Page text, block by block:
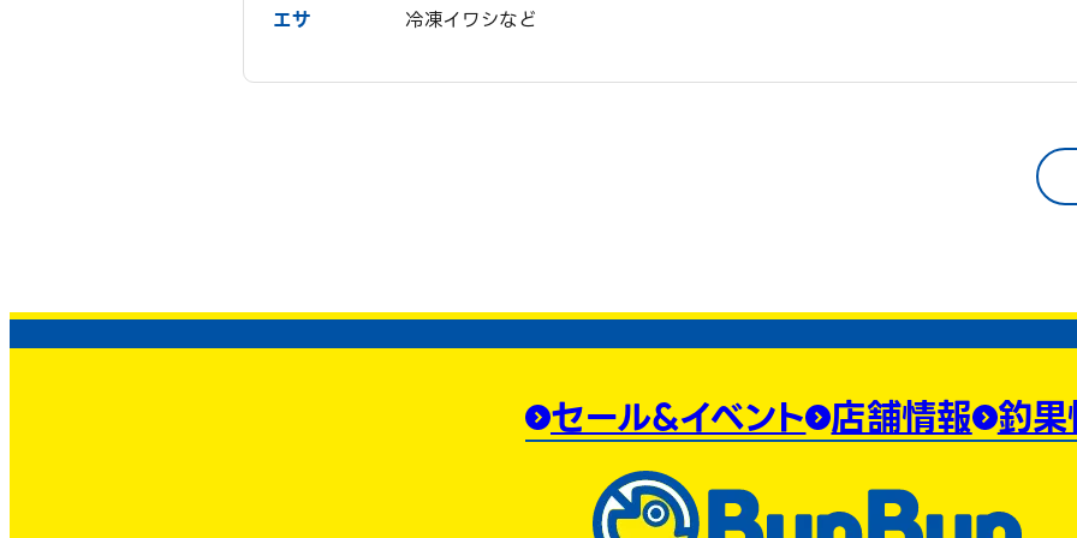
エサ 冷凍イワシなど
セール&イベント 店舗情報 釣